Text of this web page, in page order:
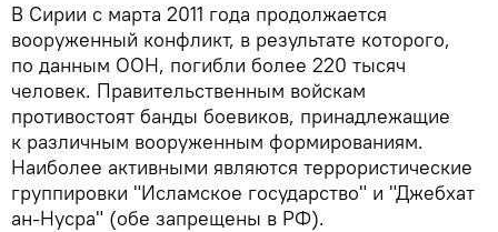
В Сирии с марта 2011 года продолжается
вооруженный конфликт, в результате которого,
по данным ООН, погибли более 220 тысяч
человек. Правительственным войскам
противостоят банды боевиков, принадлежащие
к различным вооруженным формированиям.
Наиболее активными являются террористические
группировки "Исламское государство" и "Джебхат
ан-Нусра" (обе запрещены в РФ).